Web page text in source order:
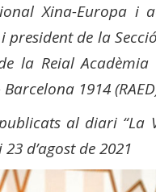
Xina-Europa i
president de la
la Reial Acadèmia
1914
al diari “La
23 d’agost de 2021